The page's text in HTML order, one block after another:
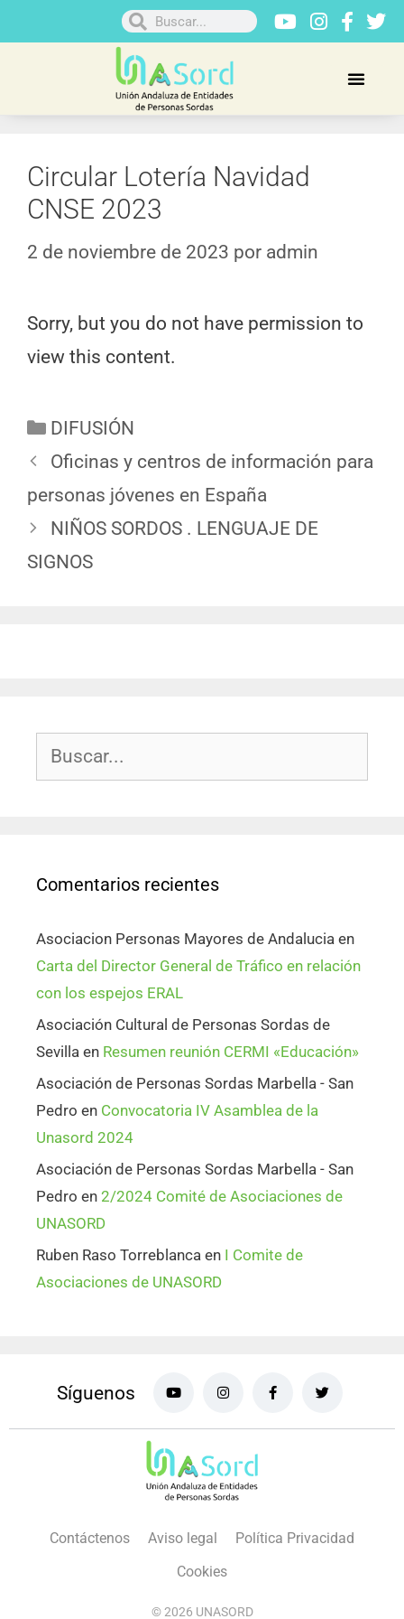
Circular Lotería Navidad
CNSE 2023
2 de noviembre de 2023 por admin
Sorry, but you do not have permission to
view this content.
DIFUSIÓN
Oficinas y centros de información para
personas jóvenes en España
NIÑOS SORDOS . LENGUAJE DE
SIGNOS
Comentarios recientes
Asociacion Personas Mayores de Andalucia en
Carta del Director General de Tráfico en relación
con los espejos ERAL
Asociación Cultural de Personas Sordas de
Sevilla en Resumen reunión CERMI «Educación»
Asociación de Personas Sordas Marbella - San
Pedro en Convocatoria IV Asamblea de la
Unasord 2024
Asociación de Personas Sordas Marbella - San
Pedro en 2/2024 Comité de Asociaciones de
UNASORD
Ruben Raso Torreblanca en I Comite de
Asociaciones de UNASORD
Síguenos
Contáctenos Aviso legal
Política Privacidad
Cookies
© 2026 UNASORD